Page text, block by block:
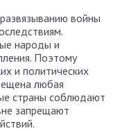
войны
народы и
Поэтому
и политических
любая
страны соблюдают
запрещают